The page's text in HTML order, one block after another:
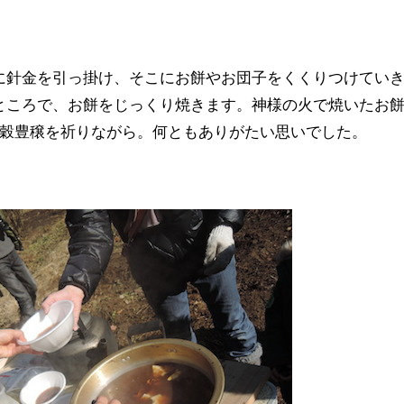
金を引っ掛け、そこにお餅やお団子をくくりつけていき
ろで、お餅をじっくり焼きます。神様の火で焼いたお餅
豊穣を祈りながら。何ともありがたい思いでした。